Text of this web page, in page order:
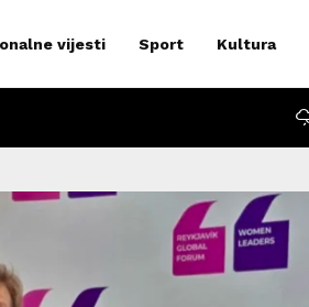
vijesti Sport Kultura